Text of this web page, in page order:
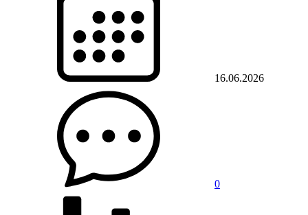
16.06.2026
0